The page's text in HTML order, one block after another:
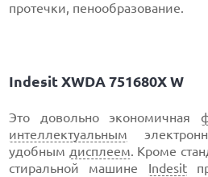
протечки, пенообразование.
Indesit XWDA 751680X W
Это довольно экономичная
интеллектуальным
удобным дисплеем. Кроме
стиральной машине Indesit